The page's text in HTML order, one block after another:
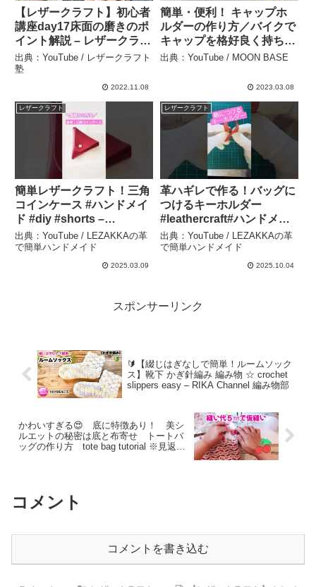
【レザークラフト】初心者
講座day17床面の磨きのポ
イント解説 – レザークラフ
ト塾
出典：YouTube / レザークラフト
塾
2022.11.08
簡単・便利！ キャップホ
ルダーの作り方／バイクで
キャップを格好良く持ち運
ぼう！ – MOON BASE
出典：YouTube / MOON BASE
2023.03.08
レザークラフト
簡単レザークラフト！三角
コインケース #ハンドメイ
ド #diy #shorts –
LEZAKKAの革で簡単ハン
ドメイド
出典：YouTube / LEZAKKAの革
で簡単ハンドメイド
2025.03.09
レザークラフト
革ハギレで作る！バッグに
つけるキーホルダー
#leathercraft#ハンドメイ
ド#short – LEZAKKAの革
で簡単ハンドメイド
出典：YouTube / LEZAKKAの革
で簡単ハンドメイド
2025.10.04
スポンサーリンク
🔰【綴じはぎなしで簡単！ルームソック
ス】靴下 かぎ針編み 編み物 ☆ crochet
slippers easy – RIKA Channel 編み物部
かわいすぎる😍 底に特徴あり！ 美シ
ルエットの秘密は底と布寄せ トートバ
ッグの作り方 tote bag tutorial ※見返し
コメント
コメントを書き込む